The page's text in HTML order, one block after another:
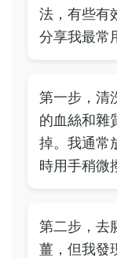
法，有些有
分享我最常
第一步，清
的血絲和雜
掉。我通常
時用手稍微
第二步，去
薑，但我發